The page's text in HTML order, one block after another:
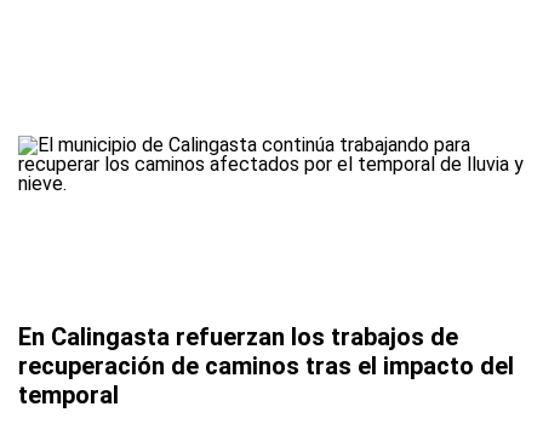
En Calingasta refuerzan los trabajos de
recuperación de caminos tras el impacto del
temporal